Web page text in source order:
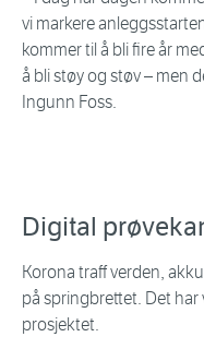
vi markere
kommer til å bli fire år
å bli støy og støv – men
Ingunn Foss.
Digital
Korona traff verden,
på springbrettet. Det
prosjektet.